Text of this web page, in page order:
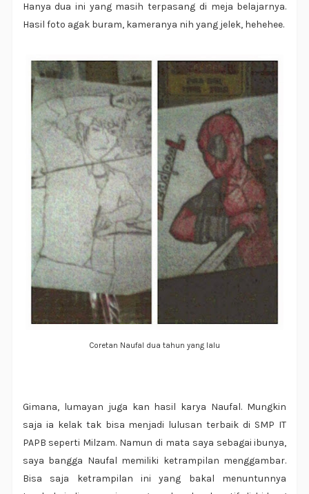
Hanya dua ini yang masih terpasang di meja belajarnya.
Hasil foto agak buram, kameranya nih yang jelek, hehehee.
Coretan Naufal dua tahun yang lalu
Gimana, lumayan juga kan hasil karya Naufal. Mungkin
saja ia kelak tak bisa menjadi lulusan terbaik di SMP IT
PAPB seperti Milzam. Namun di mata saya sebagai ibunya,
saya bangga Naufal memiliki ketrampilan menggambar.
Bisa saja ketrampilan ini yang bakal menuntunnya